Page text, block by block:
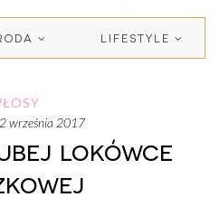
LIFESTYLE
września 2017
lokówce